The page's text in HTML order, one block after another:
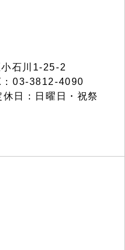
石川1-25-2
03-3812-4090
日：日曜日・祝祭